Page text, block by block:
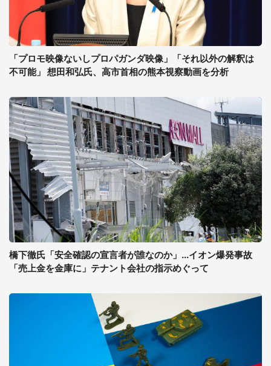
「プロモ映像ないしプロパガンダ映像」「それ以外の解釈は
不可能」 想田和弘氏、高市首相の熊本視察動画を分析
橋下徹氏「安全確認の宣言者が誰なのか」...イオン爆発事故
「売上金を金庫に」テナント会社の指示めぐって